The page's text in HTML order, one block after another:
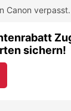
Canon
sichern!